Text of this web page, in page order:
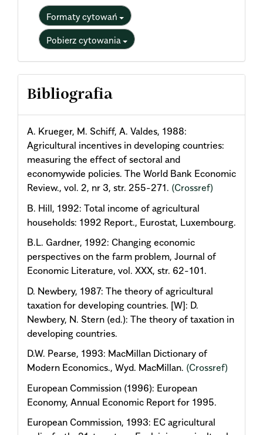
Formaty cytowań
Pobierz cytowania
Bibliografia
A. Krueger, M. Schiff, A. Valdes, 1988:
Agricultural incentives in developing countries:
measuring the effect of sectoral and
economywide policies. The World Bank Economic
Review., vol. 2, nr 3, str. 255-271. (Crossref)
B. Hill, 1992: Total income of agricultural
households: 1992 Report., Eurostat, Luxembourg.
B.L. Gardner, 1992: Changing economic
perspectives on the farm problem, Journal of
Economic Literature, vol. XXX, str. 62-101.
D. Newbery, 1987: The theory of agricultural
taxation for developing countries. [W]: D.
Newbery, N. Stern (ed.): The theory of taxation in
developing countries.
D.W. Pearse, 1993: MacMillan Dictionary of
Modern Economics., Wyd. MacMillan. (Crossref)
European Commission (1996): European
Economy, Annual Economic Report for 1995.
European Commission, 1993: EC agricultural